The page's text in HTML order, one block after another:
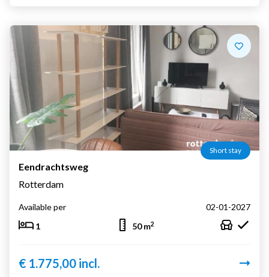
Short stay
Eendrachtsweg
Rotterdam
Available per
02-01-2027
1
50 m2
€ 1.775,00 incl.